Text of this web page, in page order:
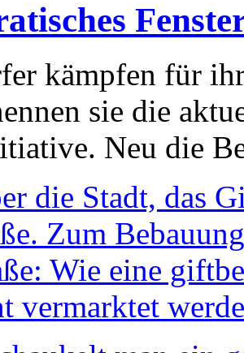
kämpfen für
sie die
Neu die
die Stadt, das
Zum
Wie eine
vermarktet